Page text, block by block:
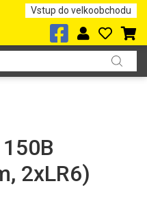
Vstup do velkoobchodu
2xLR6)